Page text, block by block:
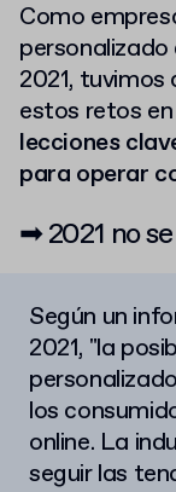
Como
2021,
estos retos
lecciones
para operar
➡ 2021 no
Según un
2021, "la
los
online. La
seguir las